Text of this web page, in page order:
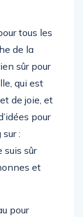
tous les
de la
sûr pour
qui est
de joie, et
pour
:
suis sûr
et
pour